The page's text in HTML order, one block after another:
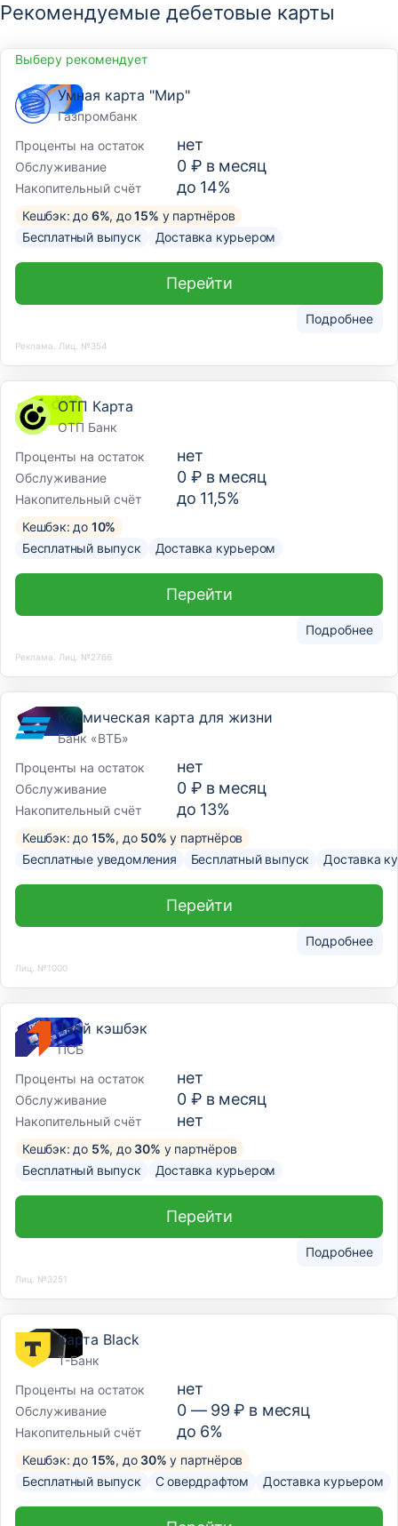
Рекомендуемые дебетовые карты
Выберу рекомендует
Умная карта "Мир"
Газпромбанк
Проценты на остаток
нет
Обслуживание 0 ₽ в месяц
Накопительный счёт до 14%
Кешбэк: до 6%, до15% у партнёров
Бесплатный выпуск
Доставка курьером
Подробнее
Перейти
Реклама. Лиц. №354
ОТП Карта
ОТП Банк
Проценты на остаток
нет
Обслуживание 0 ₽ в месяц
Накопительный счёт до 11,5%
Кешбэк: до 10%
Бесплатный выпуск
Доставка курьером
Подробнее
Перейти
Реклама. Лиц. №2766
Космическая карта для жизни
Банк «ВТБ»
Проценты на остаток
нет
Обслуживание 0 ₽ в месяц
Накопительный счёт до 13%
Кешбэк: до 15%, до 50% у партнёров
Бесплатные уведомления
Бесплатный выпуск Доставка
Подробнее
Перейти
Лиц. №1000
Твой кэшбэк
ПСБ
Проценты на остаток
нет
Обслуживание 0 ₽ в месяц
Накопительный счёт нет
Кешбэк: до 5%, до 30% у партнёров
Бесплатный выпуск
Доставка курьером
Подробнее
Перейти
Лиц. №3251
Карта Black
Т-Банк
Проценты на остаток
нет
Обслуживание 0 — 99₽ в месяц
Накопительный счёт до 6%
Кешбэк: до 15%, до 30% у партнёров
Бесплатный выпуск
С овердрафтом Доставка курьером